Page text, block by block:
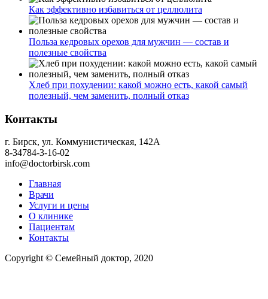
Как эффективно избавиться от целлюлита
Польза кедровых орехов для мужчин — состав и
полезные свойства
Хлеб при похудении: какой можно есть, какой самый
полезный, чем заменить, полный отказ
Контакты
г. Бирск, ул. Коммунистическая, 142А
8-34784-3-16-02
info@doctorbirsk.com
Главная
Врачи
Услуги и цены
О клинике
Пациентам
Контакты
Copyright © Семейный доктор, 2020